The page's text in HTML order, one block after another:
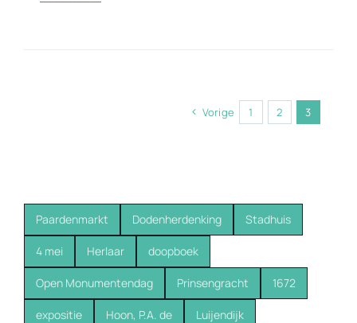
Vorige 1 2 3
Paardenmarkt Dodenherdenking Stadhuis
4 mei Herlaar doopboek
Open Monumentendag Prinsengracht 1672
expositie Hoon, P.A. de Luijendijk